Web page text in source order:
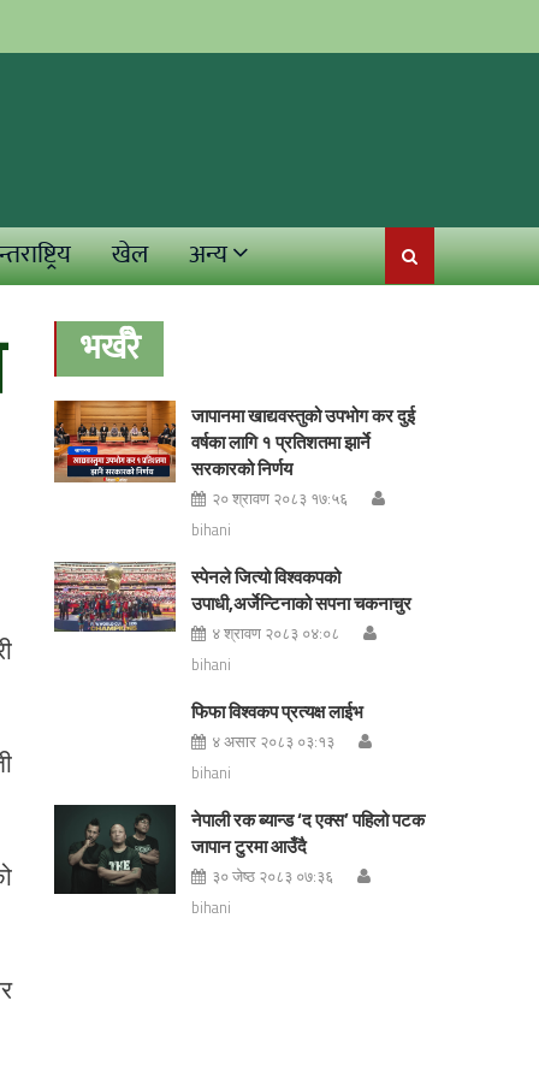
खेल अन्य
भर्खरै
जापानमा खाद्यवस्तुको उपभोग कर दुई
वर्षका लागि १ प्रतिशतमा झार्ने
सरकारको निर्णय
२० श्रावण २०८३ १७:५६
bihani
स्पेनले जित्यो विश्वकपको
उपाधी,अर्जेन्टिनाको सपना चकनाचुर
४ श्रावण २०८३ ०४:०८
bihani
फिफा विश्वकप प्रत्यक्ष लाईभ
४ असार २०८३ ०३:१३
bihani
नेपाली रक ब्यान्ड ‘द एक्स’ पहिलो पटक
जापान टुरमा आउँदै
३० जेष्ठ २०८३ ०७:३६
bihani